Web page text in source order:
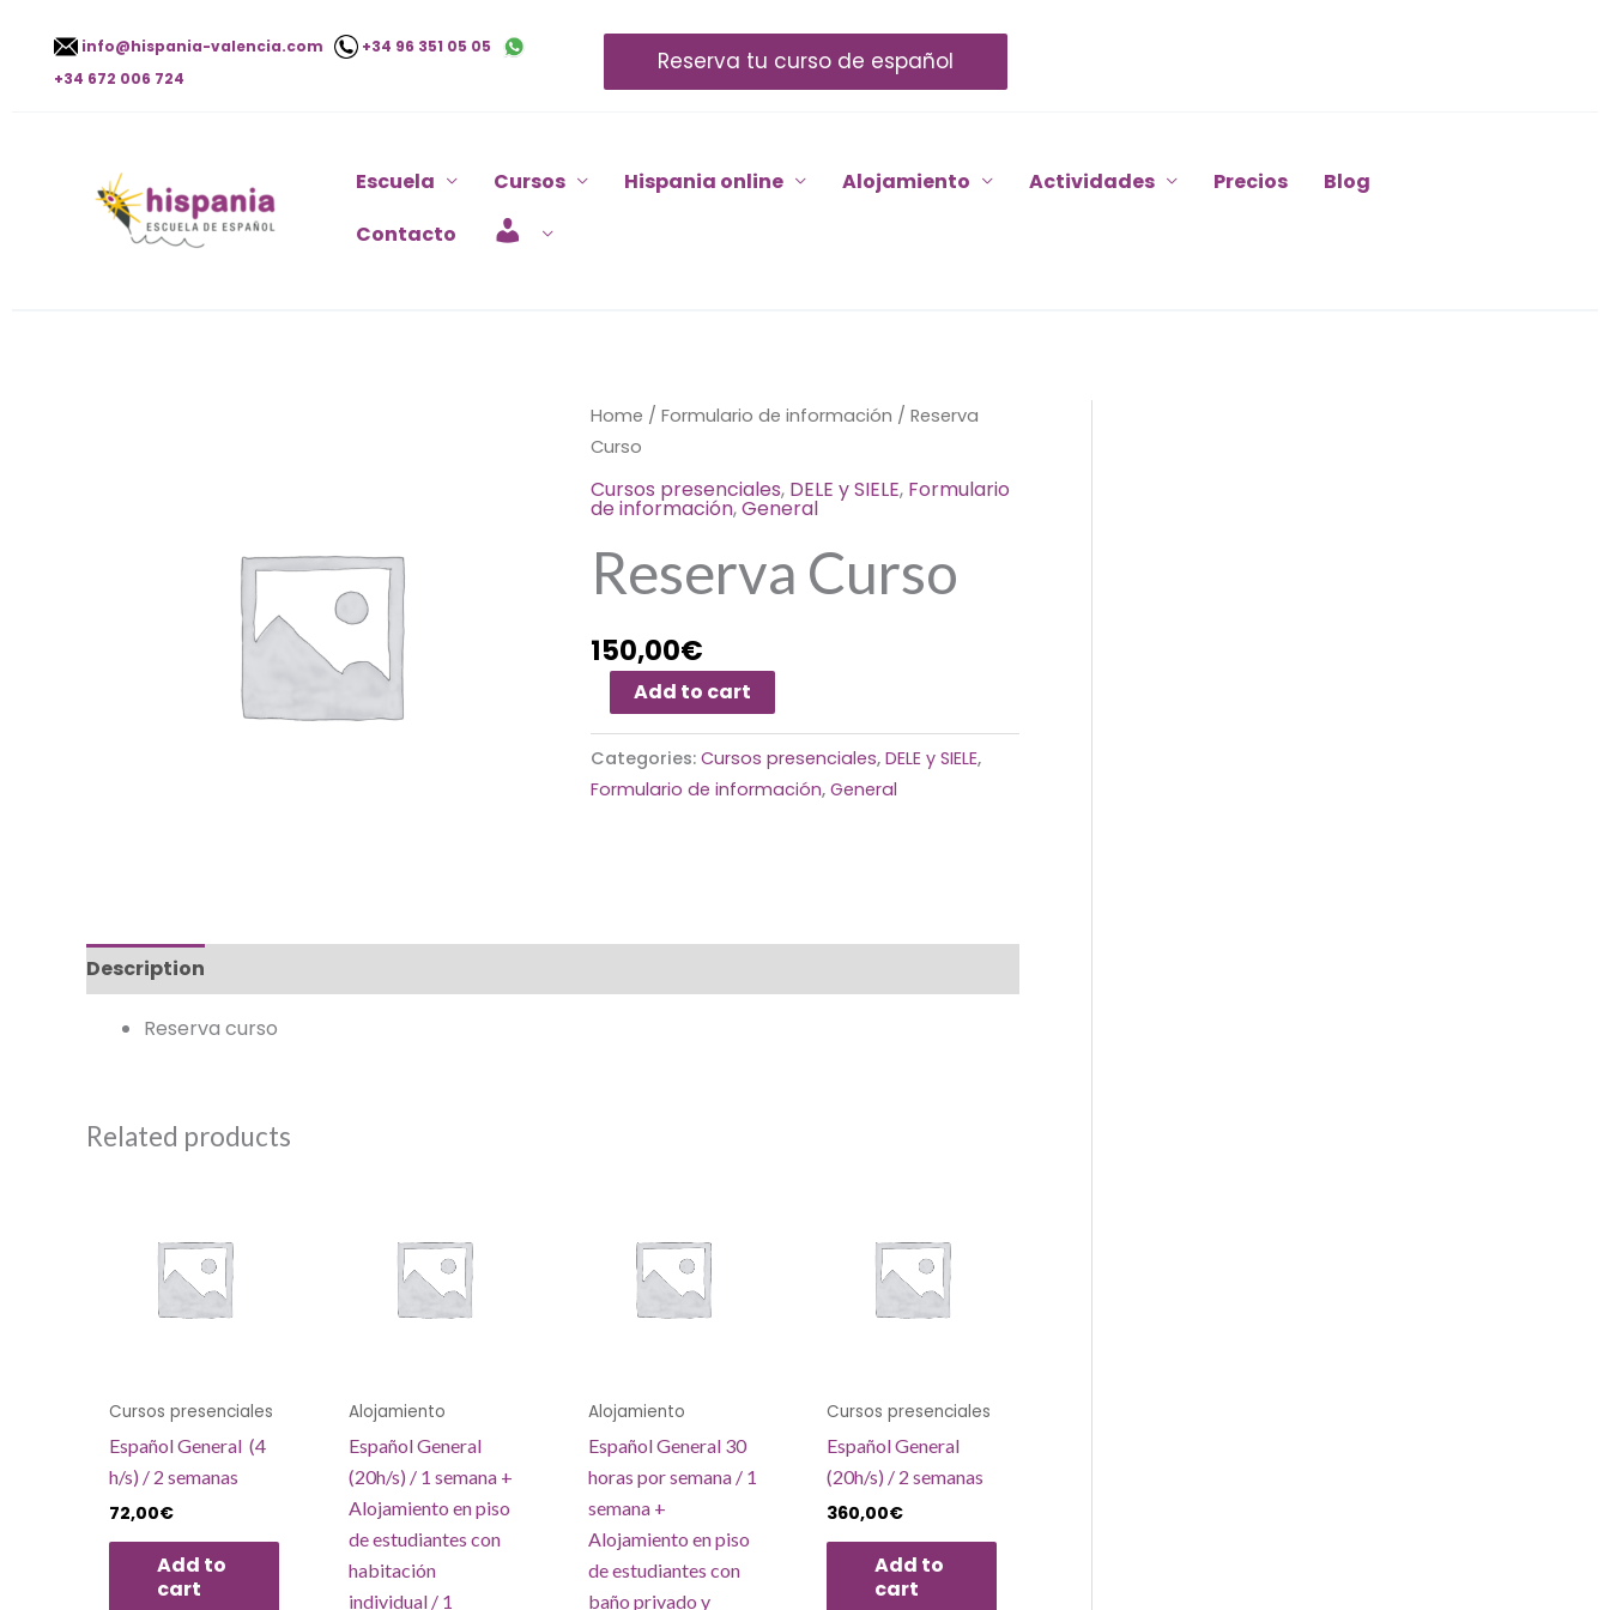
contenido
info@hispania-valencia.com
+34 96 351 05 05
+34 672 006 724
Reserva tu curso de español
Escuela Cursos Hispania online Alojamiento Actividades Precios
Blog
Contacto
Home / Formulario de información / Reserva
Curso
Cursos presenciales, DELE y SIELE, Formulario
de información,General
Reserva Curso
150,00€
Reserva
Curso
quantity
Add to cart
Categories: Cursos presenciales, DELE y SIELE,
Formulario de información, General
Description
Reserva curso
Related products
Cursos presenciales
Español General (4
h/s) / 2 semanas
72,00€
Add to
cart
Alojamiento
Español General
(20h/s) / 1 semana +
Alojamiento en piso
de estudiantes con
habitación
individual / 1
Alojamiento
Español General 30
horas por semana / 1
semana +
Alojamiento en piso
de estudiantes con
baño privado y
Cursos presenciales
Español General
(20h/s) / 2 semanas
360,00€
Add to
cart